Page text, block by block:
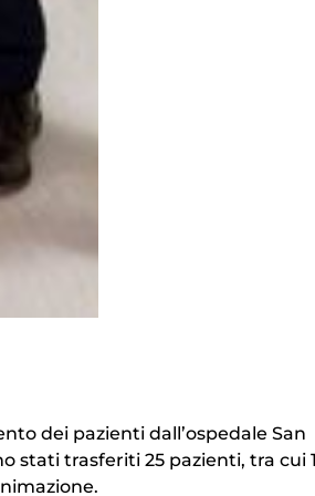
dei pazienti dall’ospedale San
stati trasferiti 25 pazienti, tra cui